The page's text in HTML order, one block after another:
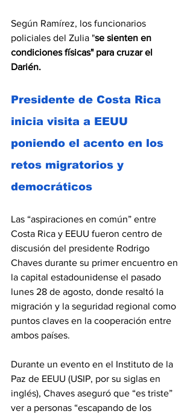
Según Ramírez, los funcionarios
policiales del Zulia "se sienten en
condiciones físicas" para cruzar el
Darién.
Presidente de Costa Rica
inicia visita a EEUU
poniendo el acento en los
retos migratorios y
democráticos
Las “aspiraciones en común” entre
Costa Rica y EEUU fueron centro de
discusión del presidente Rodrigo
Chaves durante su primer encuentro en
la capital estadounidense el pasado
lunes 28 de agosto, donde resaltó la
migración y la seguridad regional como
puntos claves en la cooperación entre
ambos países.
Durante un evento en el Instituto de la
Paz de EEUU (USIP, por su siglas en
inglés), Chaves aseguró que “es triste”
ver a personas “escapando de los